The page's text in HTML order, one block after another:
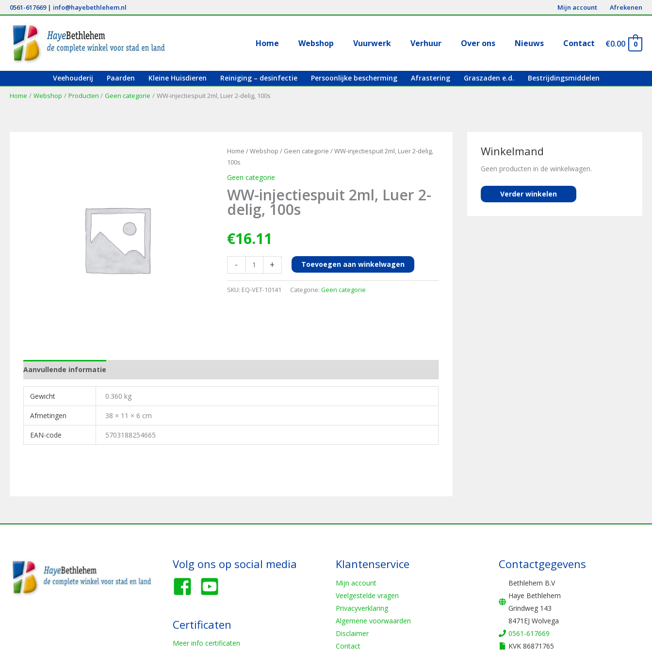
naar
inhoud
0561-617669| info@hayebethlehem.nl Mijn account Afrekenen
Home Webshop Vuurwerk Verhuur Over ons Nieuws Contact €0.00 0
Veehouderij Paarden Kleine Huisdieren Reiniging – desinfectie Persoonlijke bescherming Afrastering Graszaden e.d. Bestrijdingsmiddelen
Home Webshop Producten Geen categorie WW-injectiespuit 2ml, Luer 2-delig, 100s
Home /Webshop / Geen categorie / WW-injectiespuit 2ml, Luer 2-delig,
100s
Geen categorie
WW-injectiespuit 2ml, Luer 2-
delig, 100s
€16.11
-
injectiespuit
2ml,
+ Toevoegen aan winkelwagen
SKU: EQ-VET-10141 Categorie: Geen categorie
Aanvullende informatie
Gewicht 0.360 kg
Afmetingen 38 × 11 × 6 cm
EAN-code 5703188254665
Winkelmand
Geen producten in de winkelwagen.
Verder winkelen
Volg ons op social media
Certificaten
Meer info certificaten
Klantenservice
Mijn account
Veelgestelde vragen
Privacyverklaring
Algemene voorwaarden
Disclaimer
Contact
Contactgegevens
Bethlehem B.V
Haye Bethlehem
Grindweg 143
8471EJ Wolvega
0561-617669
KVK 86871765